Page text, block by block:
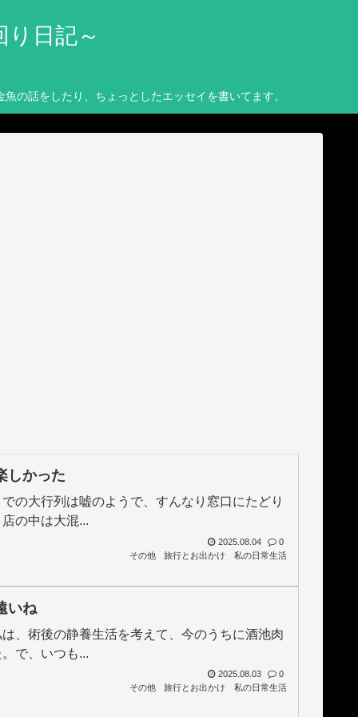
日記～
話をしたり、ちょっとしたエッセイを書いてます。
しかった
の大行列は嘘のようで、すんなり窓口にたどり
の中は大混...
2025.08.04
0
その他
旅行とお出かけ 私の日常生活
いね
、術後の静養生活を考えて、今のうちに酒池肉
で、いつも...
2025.08.03
0
その他
旅行とお出かけ 私の日常生活